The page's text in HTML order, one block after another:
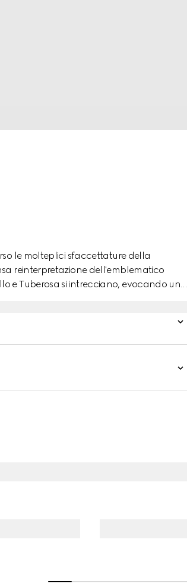
le molteplici sfaccettature della
reinterpretazione dell'emblematico
e Tuberosa si intrecciano, evocando una
dolcezza cremosa e accenti speziati-